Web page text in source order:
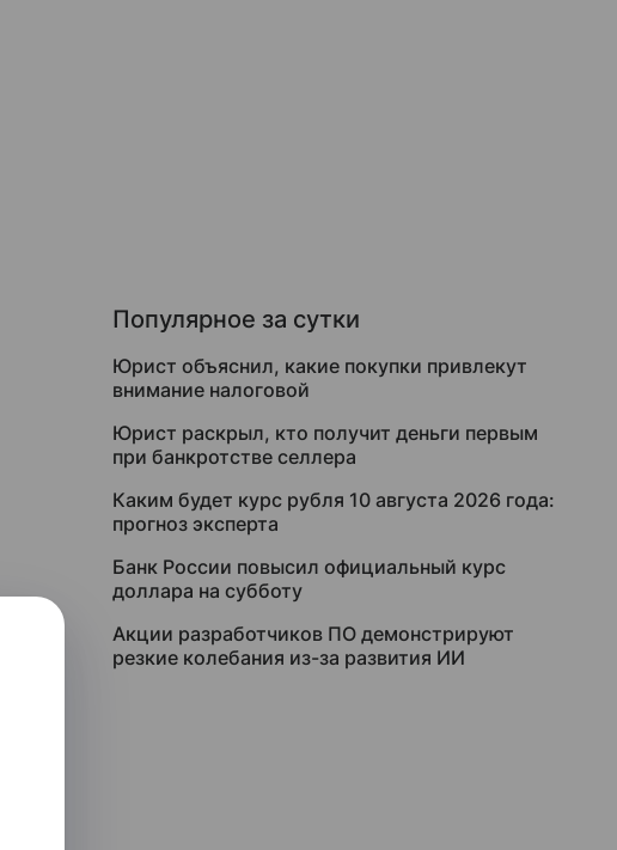
Популярное за сутки
Юрист объяснил, какие покупки привлекут
внимание налоговой
Юрист раскрыл, кто получит деньги первым
при банкротстве селлера
Каким будет курс рубля 10 августа 2026 года:
прогноз эксперта
Банк России повысил официальный курс
доллара на субботу
Акции разработчиков ПО демонстрируют
резкие колебания из-за развития ИИ